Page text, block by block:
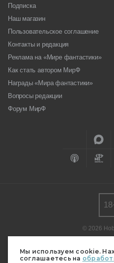
Мы используем cookie.
соглашаетесь на
Подписка
Наш магазин
Пользовательское соглашение
Контакты и редакция
Реклама на «Мире фантастики»
Как стать автором МирФ
Награды «Мира фантастики»
Вопросы редакции
Форум МирФ
© 2026
Мнение авторов может не